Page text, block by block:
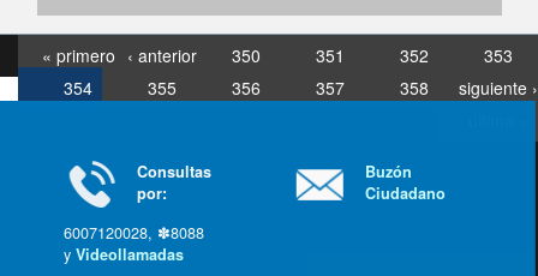
« primero ‹ anterior 350 351 352
353
354
355 356 357 358
siguiente ›
Consultas
por:
6007120028, ✽8088
yVideollamadas
Buzón
Ciudadano